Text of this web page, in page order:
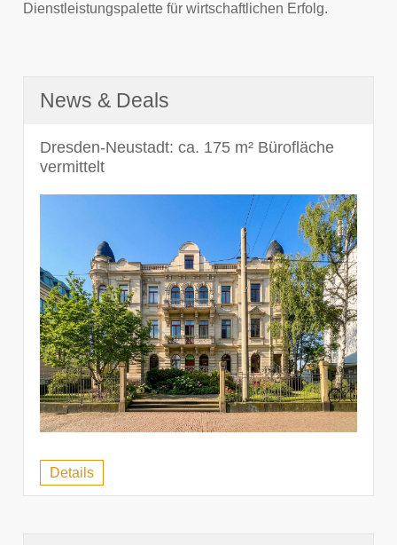
Dienstleistungspalette für wirtschaftlichen Erfolg.
News & Deals
Dresden-Neustadt: ca. 175 m² Bürofläche
vermittelt
Details